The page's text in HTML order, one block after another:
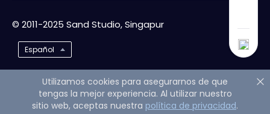
© 2011-2025 Sand Studio, Singapur
Español
Utilizamos cookies para asegurarnos de que
tengas la mejor experiencia. Al utilizar nuestro
sitio web, aceptas nuestra política de privacidad.